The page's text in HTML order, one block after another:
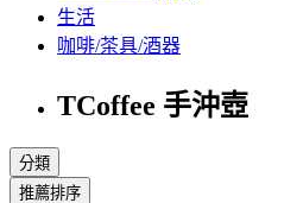
生活
咖啡/茶具/酒器
TCoffee 手沖壺
分類
推薦排序